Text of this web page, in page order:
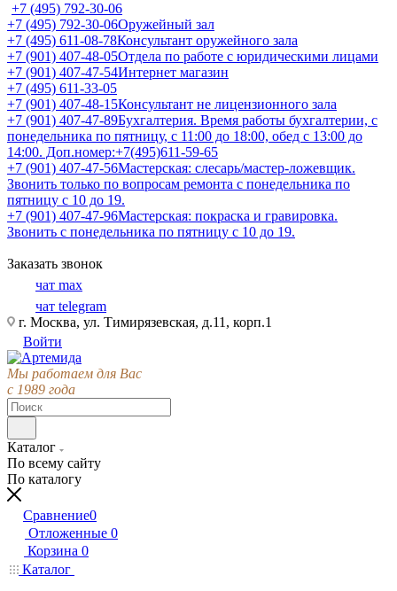
+7 (495) 792-30-06
+7 (495) 792-30-06Оружейный зал
+7 (495) 611-08-78Консультант оружейного зала
+7 (901) 407-48-05Отдела по работе с юридическими лицами
+7 (901) 407-47-54Интернет магазин
+7 (495) 611-33-05
+7 (901) 407-48-15Консультант не лицензионного зала
+7 (901) 407-47-89Бухгалтерия. Время работы бухгалтерии, с
понедельника по пятницу, с 11:00 до 18:00, обед с 13:00 до
14:00. Доп.номер:+7(495)611-59-65
+7 (901) 407-47-56Мастерская: слесарь/мастер-ложевщик.
Звонить только по вопросам ремонта с понедельника по
пятницу с 10 до 19.
+7 (901) 407-47-96Мастерская: покраска и гравировка.
Звонить с понедельника по пятницу с 10 до 19.
Заказать звонок
чат max
чат telegram
г. Москва, ул. Тимирязевская, д.11, корп.1
Войти
Мы работаем для Вас
с 1989 года
Каталог
По всему сайту
По каталогу
Сравнение0
Отложенные 0
Корзина 0
Каталог